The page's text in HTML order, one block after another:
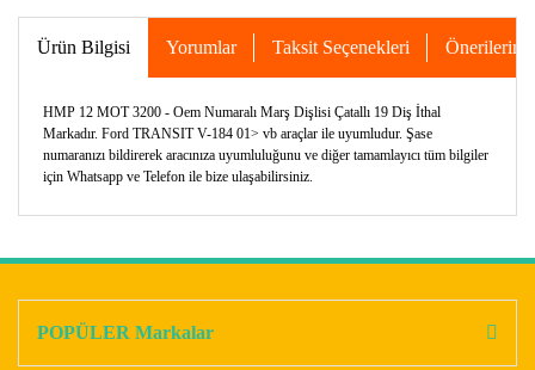
Ürün Bilgisi Yorumlar Taksit Seçenekleri Önerileriniz
HMP 12 MOT 3200 - Oem Numaralı Marş Dişlisi Çatallı 19 Diş İthal
Markadır. Ford TRANSIT V-184 01> vb araçlar ile uyumludur. Şase
numaranızı bildirerek aracınıza uyumluluğunu ve diğer tamamlayıcı tüm bilgiler
için Whatsapp ve Telefon ile bize ulaşabilirsiniz.
POPÜLER Markalar